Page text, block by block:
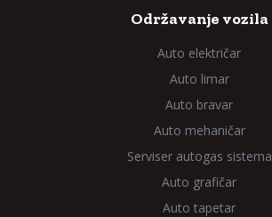
Održavanje vozila
Auto električar
Auto limar
Auto bravar
Auto mehaničar
Serviser autogas sistema
Auto grafičar
Auto tapetar